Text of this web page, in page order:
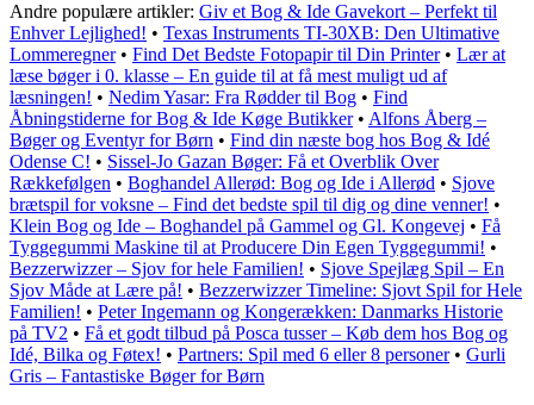
Andre populære artikler: Giv et Bog & Ide Gavekort – Perfekt til
Enhver Lejlighed! • Texas Instruments TI-30XB: Den Ultimative
Lommeregner• Find Det Bedste Fotopapir til Din Printer• Lær at
læse bøger i 0. klasse – En guide til at få mest muligt ud af
læsningen! • Nedim Yasar: Fra Rødder til Bog • Find
Åbningstiderne for Bog & Ide Køge Butikker• Alfons Åberg –
Bøger og Eventyr for Børn • Find din næste bog hos Bog & Idé
Odense C! • Sissel-Jo Gazan Bøger: Få et Overblik Over
Rækkefølgen • Boghandel Allerød: Bog og Ide i Allerød • Sjove
brætspil for voksne – Find det bedste spil til dig og dine venner! •
Klein Bog og Ide – Boghandel på Gammel og Gl. Kongevej • Få
Tyggegummi Maskine til at Producere Din Egen Tyggegummi! •
Bezzerwizzer – Sjov for hele Familien! • Sjove Spejlæg Spil – En
Sjov Måde at Lære på! • Bezzerwizzer Timeline: Sjovt Spil for Hele
Familien! • Peter Ingemann og Kongerækken: Danmarks Historie
på TV2 • Få et godt tilbud på Posca tusser – Køb dem hos Bog og
Idé, Bilka og Føtex! • Partners: Spil med 6 eller 8 personer• Gurli
Gris – Fantastiske Bøger for Børn